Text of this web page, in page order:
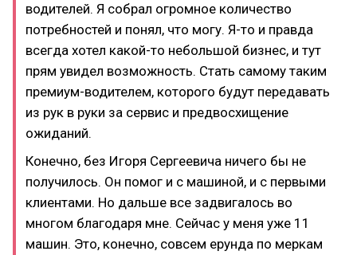
водителей. Я собрал огромное количество
потребностей и понял, что могу. Я-то и правда
всегда хотел какой-то небольшой бизнес, и тут
прям увидел возможность. Стать самому таким
премиум-водителем, которого будут передавать
из рук в руки за сервис и предвосхищение
ожиданий.
Конечно, без Игоря Сергеевича ничего бы не
получилось. Он помог и с машиной, и с первыми
клиентами. Но дальше все задвигалось во
многом благодаря мне. Сейчас у меня уже 11
машин. Это, конечно, совсем ерунда по меркам